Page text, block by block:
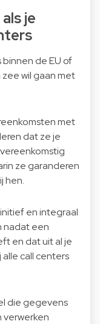
je
de EU of
zee wil gaan met
met
dat ze je
ze garanderen
hen.
en integraal
nadat een
en dat uit al je
call centers
die gegevens
verwerken